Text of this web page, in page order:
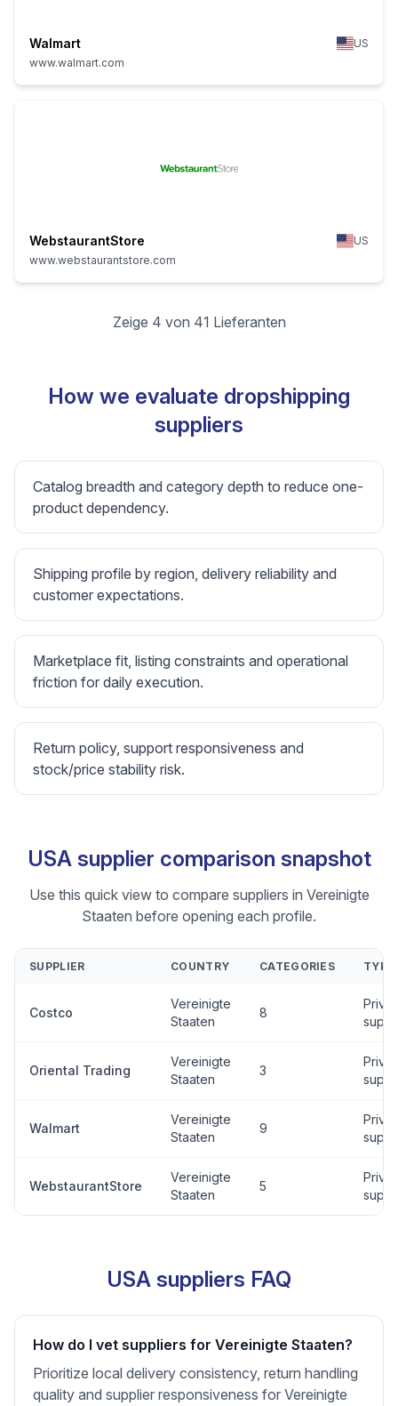
Walmart
US
www.walmart.com
WebstaurantStore
US
www.webstaurantstore.com
Zeige 4 von 41 Lieferanten
How we evaluate dropshipping
suppliers
Catalog breadth and category depth to reduce one-
product dependency.
Shipping profile by region, delivery reliability and
customer expectations.
Marketplace fit, listing constraints and operational
friction for daily execution.
Return policy, support responsiveness and
stock/price stability risk.
USA supplier comparison snapshot
Use this quick view to compare suppliers in Vereinigte
Staaten before opening each profile.
SUPPLIER COUNTRY CATEGORIES TYPE
Costco
Vereinigte
Staaten
8
Oriental Trading
Vereinigte
Staaten
3
Walmart
Vereinigte
Staaten
9
WebstaurantStore
Vereinigte
Staaten
5
USA suppliers FAQ
How do I vet suppliers for Vereinigte Staaten?
Prioritize local delivery consistency, return handling
quality and supplier responsiveness for Vereinigte